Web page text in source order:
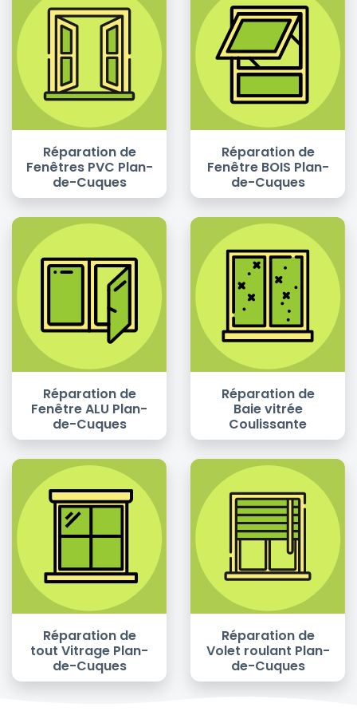
Réparation de
Fenêtres PVC Plan-
de-Cuques
Réparation de
Fenêtre BOIS Plan-
de-Cuques
Réparation de
Fenêtre ALU Plan-
de-Cuques
Réparation de
Baie vitrée
Coulissante
Réparation de
tout Vitrage Plan-
de-Cuques
Réparation de
Volet roulant Plan-
de-Cuques